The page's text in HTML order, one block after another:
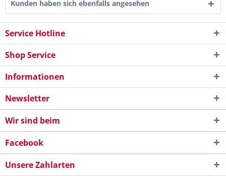
Kunden haben sich ebenfalls angesehen
Service Hotline
Shop Service
Informationen
Newsletter
Wir sind beim
Facebook
Unsere Zahlarten